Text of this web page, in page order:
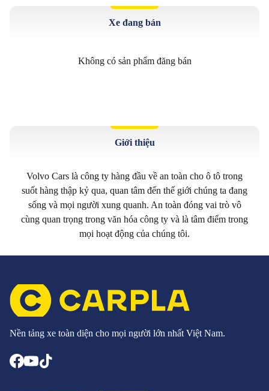
Xe đang bán
Không có sản phẩm đăng bán
Giới thiệu
Volvo Cars là công ty hàng đầu về an toàn cho ô tô trong
suốt hàng thập kỷ qua, quan tâm đến thế giới chúng ta đang
sống và mọi người xung quanh. An toàn đóng vai trò vô
cùng quan trọng trong văn hóa công ty và là tâm điểm trong
mọi hoạt động của chúng tôi.
Nền tảng xe toàn diện cho mọi người lớn nhất Việt Nam.